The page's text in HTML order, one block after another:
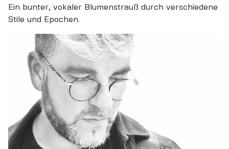
Ein bunter, vokaler Blumenstrauß durch verschiedene
Stile und Epochen.